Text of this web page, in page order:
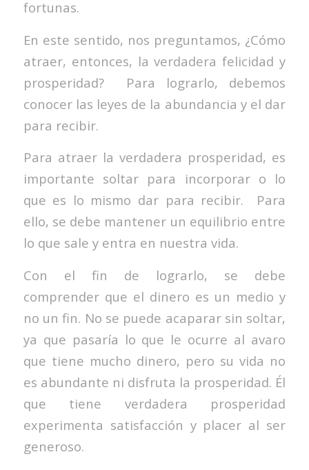
fortunas.
En este sentido, nos preguntamos, ¿Cómo
atraer, entonces, la verdadera felicidad y
prosperidad? Para lograrlo, debemos
conocer las leyes de la abundancia y el dar
para recibir.
Para atraer la verdadera prosperidad, es
importante soltar para incorporar o lo
que es lo mismo dar para recibir. Para
ello, se debe mantener un equilibrio entre
lo que sale y entra en nuestra vida.
Con el fin de lograrlo, se debe
comprender que el dinero es un medio y
no un fin. No se puede acaparar sin soltar,
ya que pasaría lo que le ocurre al avaro
que tiene mucho dinero, pero su vida no
es abundante ni disfruta la prosperidad. Él
que tiene verdadera prosperidad
experimenta satisfacción y placer al ser
generoso.